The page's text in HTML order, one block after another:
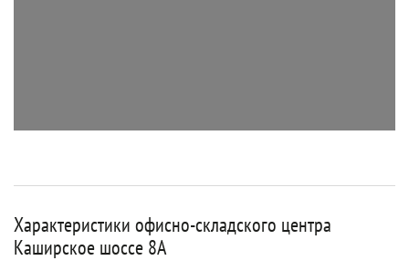
Характеристики офисно-складского центра
Каширское шоссе 8А